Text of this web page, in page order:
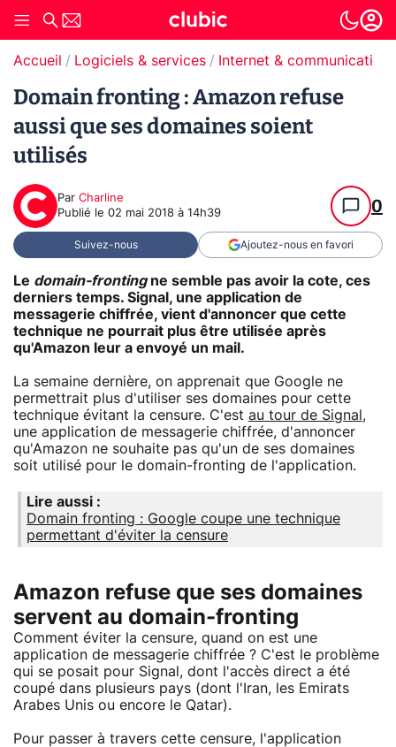
Accueil Logiciels & services Internet & communication
Domain fronting : Amazon refuse
aussi que ses domaines soient
utilisés
Par Charline
Publié le 02 mai 2018 à 14h39 0
Suivez-nous Ajoutez-nous en favori
Le domain-frontingne semble pas avoir la cote, ces
derniers temps. Signal, une application de
messagerie chiffrée, vient d'annoncer que cette
technique ne pourrait plus être utilisée après
qu'Amazon leur a envoyé un mail.
La semaine dernière, on apprenait que Google ne
permettrait plus d'utiliser ses domaines pour cette
technique évitant la censure. C'est au tour de Signal ,
une application de messagerie chiffrée, d'annoncer
qu'Amazon ne souhaite pas qu'un de ses domaines
soit utilisé pour le domain-fronting de l'application.
Lire aussi :
Domain fronting : Google coupe une technique
permettant d'éviter la censure
Amazon refuse que ses domaines
servent au domain-fronting
Comment éviter la censure, quand on est une
application de messagerie chiffrée ? C'est le problème
qui se posait pour Signal, dont l'accès direct a été
coupé dans plusieurs pays (dont l'Iran, les Emirats
Arabes Unis ou encore le Qatar).
Pour passer à travers cette censure, l'application